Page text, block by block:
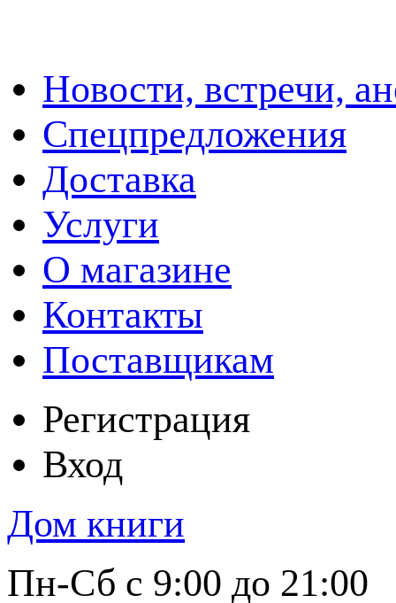
Новости, встречи,
Спецпредложения
Доставка
Услуги
О магазине
Контакты
Поставщикам
Регистрация
Вход
Дом книги
Пн-Сб с 9:00 до 21:00